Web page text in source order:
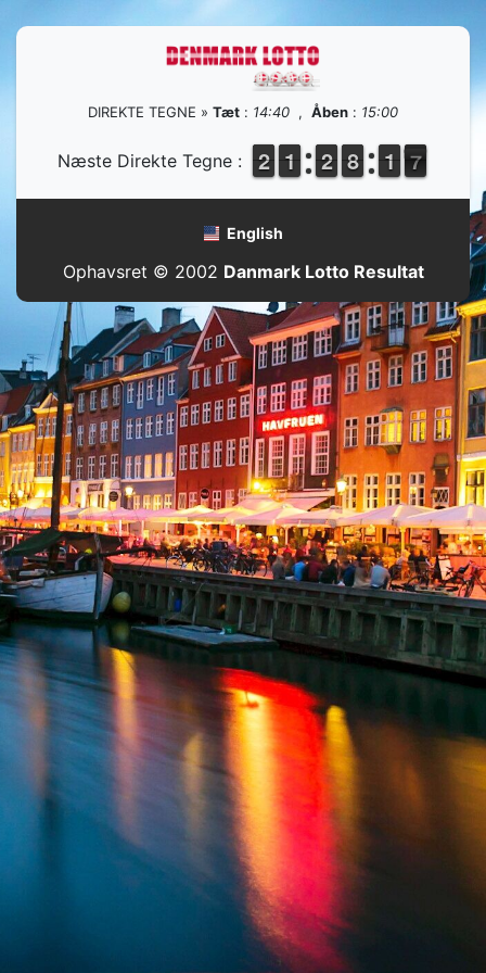
DIREKTE TEGNE » Tæt : 14:40 , Åben : 15:00
Næste Direkte Tegne : 1
1
2
2 1
1
1
1 1
1
2
2 7
7
8
8 2
1
1 7
6
English
Ophavsret © 2002 Danmark Lotto Resultat